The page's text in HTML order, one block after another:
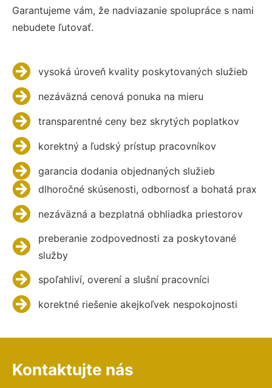
Garantujeme vám, že nadviazanie spolupráce s nami
nebudete ľutovať.
vysoká úroveň kvality poskytovaných služieb
nezáväzná cenová ponuka na mieru
transparentné ceny bez skrytých poplatkov
korektný a ľudský prístup pracovníkov
garancia dodania objednaných služieb
dlhoročné skúsenosti, odbornosť a bohatá prax
nezáväzná a bezplatná obhliadka priestorov
preberanie zodpovednosti za poskytované
služby
spoľahliví, overení a slušní pracovníci
korektné riešenie akejkoľvek nespokojnosti
Kontaktujte nás